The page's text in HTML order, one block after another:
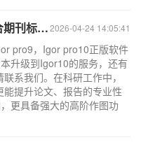
2026-04-24 14:05:41
业图表
pro9，Igor pro10正版软件
升级到Igor10的服务，还有
系我们。在科研工作中，
提升论文、报告的专业性
更具备强大的高阶作图功